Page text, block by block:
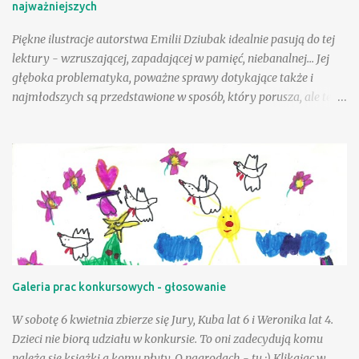
Co nadawano w brzozowym gaju? I kto jest głupi? … :) fragm.
Cuda i dziwy - Wielka księga...
najważniejszych
Piękne ilustracje autorstwa Emilii Dziubak idealnie pasują do tej
lektury - wzruszającej, zapadającej w pamięć, niebanalnej... Jej
głęboka problematyka, poważne sprawy dotykające także i
najmłodszych są przedstawione w sposób, który porusza, ale też i
swojej biblioteczce. Andzia - bohaterka książki - była wyjątkowo
szczęśliwą dziewczynką, a wielka w tym zasługa taty, a choć był
jej tak bliski, to paradoksalnie teraz lepiej sobie poradzić w tej
trudnej sytuacji, gdy tak drogiej osoby zabrakło - przeciwnie niż
jej mama. Andzia zauważa, że mama czasem zachowuje się tak, "
jakby zapomniała, że już jest dorosła " - można to różnie
tłumaczyć - silniejszymi więzami, odmienną sytuacją życiową, na
pewno jednak niebagatelne znaczenie ma dla dziewczynki
szczególnej, bo "ptasiej postaci...
Galeria prac konkursowych - głosowanie
W sobotę 6 kwietnia zbierze się Jury, Kuba lat 6 i Weronika lat 4.
Dzieci nie biorą udziału w konkursie. To oni zadecydują komu